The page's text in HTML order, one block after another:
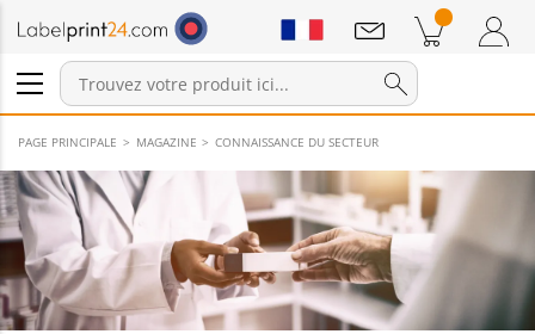
Connexion / Inscription
Produits dans le panier
Annonces
PAGE PRINCIPALE MAGAZINE CONNAISSANCE DU SECTEUR